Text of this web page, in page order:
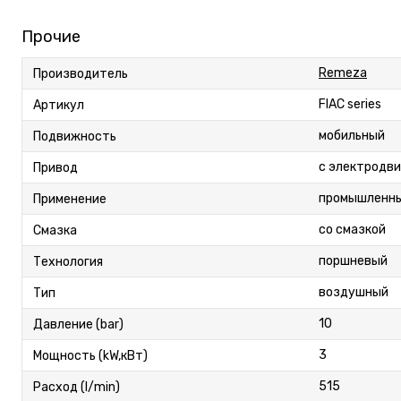
Прочие
Производитель Remeza
Артикул FIAC series
Подвижность мобильный
Привод с
Применение
Смазка со смазкой
Технология поршневый
Тип воздушный
Давление (bar) 10
Мощность (kW,кВт) 3
Расход (l/min) 515